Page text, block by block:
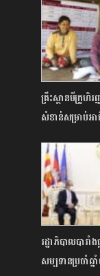
គ្រឹះស្ថានមីក្រូហិរ
សំខាន់សម្រាប់អា
រដ្ឋាភិបាលបារ
សម្បទានប្រចាំឆ្ន